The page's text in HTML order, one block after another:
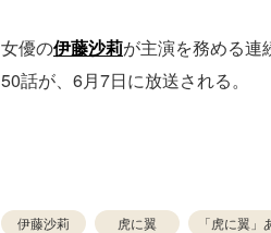
女優の伊藤沙莉が主演を務める連
50話が、6月7日に放送される。
伊藤沙莉 虎に翼 「虎に翼」